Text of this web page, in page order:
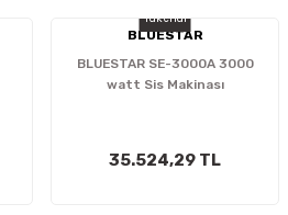
Tükendi
BLUESTAR
BLUESTAR SE-3000A 3000
watt Sis Makinası
35.524,29 TL